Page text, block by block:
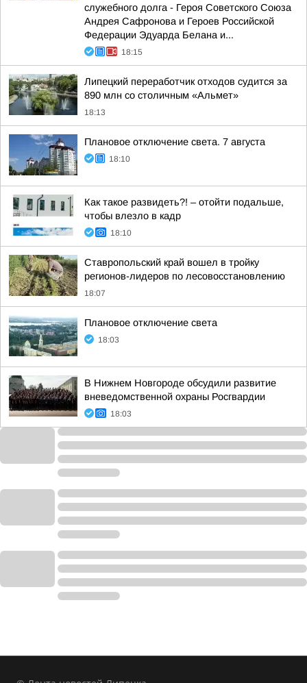
служебного долга - Героя Советского Союза
Андрея Сафронова и Героев Российской
Федерации Эдуарда Белана и...
18:15
Липецкий переработчик отходов судится за
890 млн со столичным «Альмет»
18:13
Плановое отключение света. 7 августа
18:10
Как такое развидеть?! – отойти подальше,
чтобы влезло в кадр
18:10
Ставропольский край вошел в тройку
регионов-лидеров по лесовосстановлению
18:07
Плановое отключение света
18:03
В Нижнем Новгороде обсудили развитие
вневедомственной охраны Росгвардии
18:03